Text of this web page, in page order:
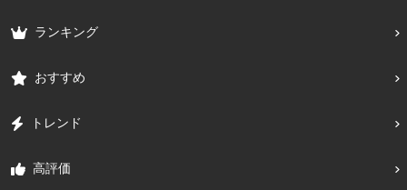
ランキング
おすすめ
トレンド
高評価